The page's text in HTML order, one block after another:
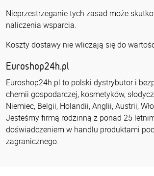
Nieprzestrzeganie tych zasad może
naliczenia wsparcia.
Koszty dostawy nie wliczają się do
Euroshop24h.pl
Euroshop24h.pl to polski dystrybutor i
chemii gospodarczej, kosmetyków,
Niemiec, Belgii, Holandii, Anglii, Austrii,
Jesteśmy firmą rodzinną z ponad 25
doświadczeniem w handlu produktami
zagranicznego.